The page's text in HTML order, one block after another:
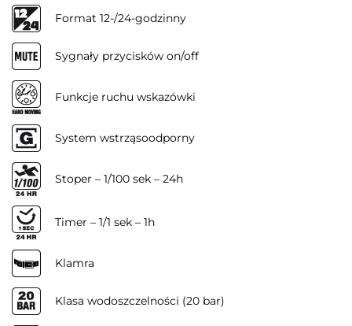
Format 12-/24-godzinny
Sygnały przycisków on/off
Funkcje ruchu wskazówki
System wstrząsoodporny
Stoper – 1/100 sek – 24h
Timer – 1/1 sek – 1h
Klamra
Klasa wodoszczelności (20 bar)